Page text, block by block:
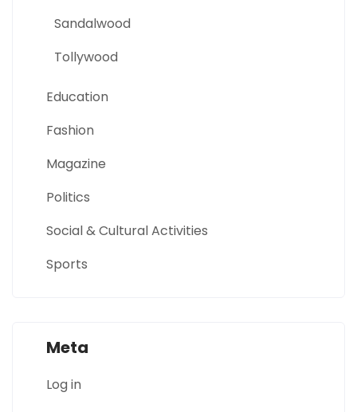
Sandalwood
Tollywood
Education
Fashion
Magazine
Politics
Social & Cultural Activities
Sports
Meta
Log in